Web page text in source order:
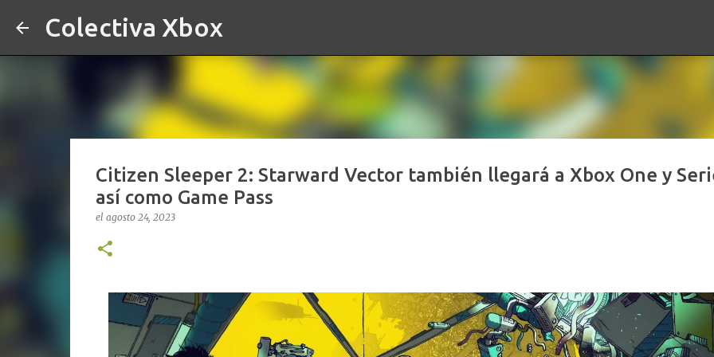
Colectiva Xbox
Citizen Sleeper 2: Starward Vector también llegará a Xbox One y
así como Game Pass
el agosto 24, 2023